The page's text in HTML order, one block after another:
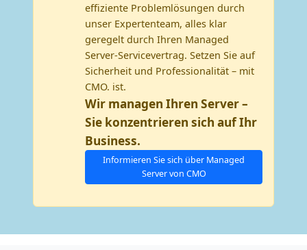
effiziente Problemlösungen durch
unser Expertenteam, alles klar
geregelt durch Ihren Managed
Server-Servicevertrag. Setzen Sie auf
Sicherheit und Professionalität – mit
CMO. ist.
Wir managen Ihren Server –
Sie konzentrieren sich auf Ihr
Business.
Informieren Sie sich über Managed
Server von CMO